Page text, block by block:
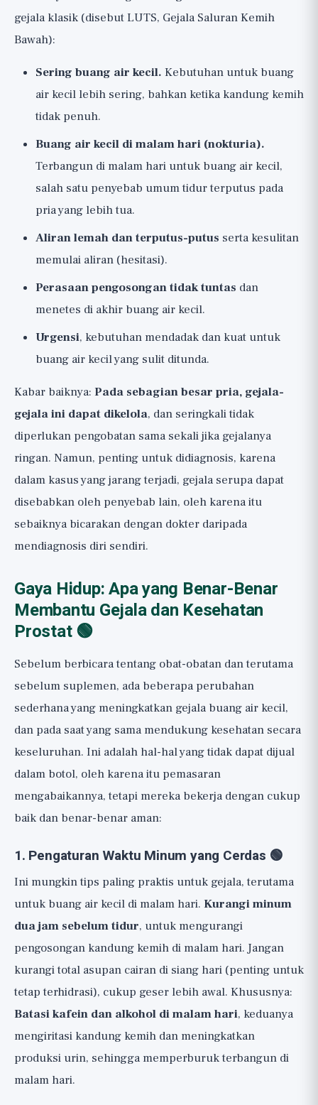
gejala klasik (disebut LUTS, Gejala Saluran Kemih
Bawah):
Sering buang air kecil. Kebutuhan untuk buang
air kecil lebih sering, bahkan ketika kandung kemih
tidak penuh.
Buang air kecil di malam hari (nokturia).
Terbangun di malam hari untuk buang air kecil,
salah satu penyebab umum tidur terputus pada
pria yang lebih tua.
Aliran lemah dan terputus-putus serta kesulitan
memulai aliran (hesitasi).
Perasaan pengosongan tidak tuntas dan
menetes di akhir buang air kecil.
Urgensi, kebutuhan mendadak dan kuat untuk
buang air kecil yang sulit ditunda.
Kabar baiknya: Pada sebagian besar pria, gejala-
gejala ini dapat dikelola, dan seringkali tidak
diperlukan pengobatan sama sekali jika gejalanya
ringan. Namun, penting untuk didiagnosis, karena
dalam kasus yang jarang terjadi, gejala serupa dapat
disebabkan oleh penyebab lain, oleh karena itu
sebaiknya bicarakan dengan dokter daripada
mendiagnosis diri sendiri.
Gaya Hidup: Apa yang Benar-Benar
Membantu Gejala dan Kesehatan
Prostat 🟢
Sebelum berbicara tentang obat-obatan dan terutama
sebelum suplemen, ada beberapa perubahan
sederhana yang meningkatkan gejala buang air kecil,
dan pada saat yang sama mendukung kesehatan secara
keseluruhan. Ini adalah hal-hal yang tidak dapat dijual
dalam botol, oleh karena itu pemasaran
mengabaikannya, tetapi mereka bekerja dengan cukup
baik dan benar-benar aman:
1. Pengaturan Waktu Minum yang Cerdas 🟢
Ini mungkin tips paling praktis untuk gejala, terutama
untuk buang air kecil di malam hari. Kurangi minum
dua jam sebelum tidur, untuk mengurangi
pengosongan kandung kemih di malam hari. Jangan
kurangi total asupan cairan di siang hari (penting untuk
tetap terhidrasi), cukup geser lebih awal. Khususnya:
Batasi kafein dan alkohol di malam hari, keduanya
mengiritasi kandung kemih dan meningkatkan
produksi urin, sehingga memperburuk terbangun di
malam hari.